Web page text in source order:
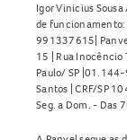
Igor Vinicius
de funcionamento:
991337615|
15 | Rua Inocêncio
Paulo/ SP
Santos | CRF/SP
Seg. a Dom. - Das